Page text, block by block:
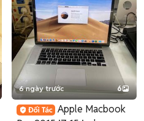
6 ngày trước 6
Apple Macbook